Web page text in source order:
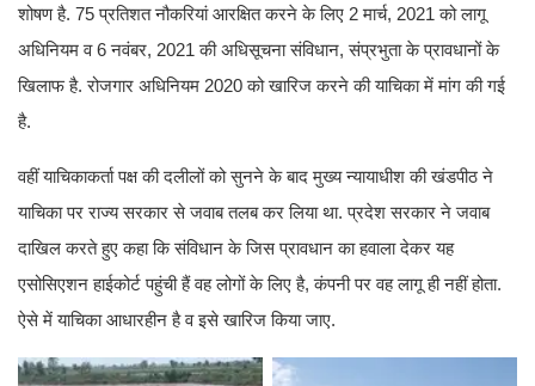
शोषण है. 75 प्रतिशत नौकरियां आरक्षित करने के लिए 2 मार्च, 2021 को लागू
अधिनियम व 6 नवंबर, 2021 की अधिसूचना संविधान, संप्रभुता के प्रावधानों के
खिलाफ है. रोजगार अधिनियम 2020 को खारिज करने की याचिका में मांग की गई
है.
वहीं याचिकाकर्ता पक्ष की दलीलों को सुनने के बाद मुख्य न्यायाधीश की खंडपीठ ने
याचिका पर राज्य सरकार से जवाब तलब कर लिया था. प्रदेश सरकार ने जवाब
दाखिल करते हुए कहा कि संविधान के जिस प्रावधान का हवाला देकर यह
एसोसिएशन हाईकोर्ट पहुंची हैं वह लोगों के लिए है, कंपनी पर वह लागू ही नहीं होता.
ऐसे में याचिका आधारहीन है व इसे खारिज किया जाए.